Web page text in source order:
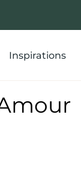
Inspirations